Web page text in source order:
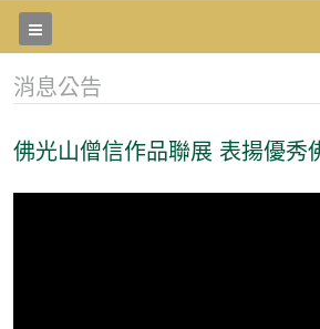
消息公告
佛光山僧信作品聯展 表揚優秀